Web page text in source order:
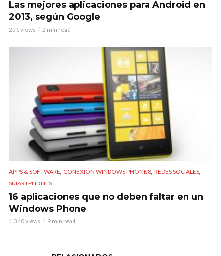
Las mejores aplicaciones para Android en
2013, según Google
251 views 2 min read
APPS & SOFTWARE, CONEXIÓN WINDOWS PHONE 8, REDES SOCIALES,
SMARTPHONES
16 aplicaciones que no deben faltar en un
Windows Phone
1.340 views 9 min read